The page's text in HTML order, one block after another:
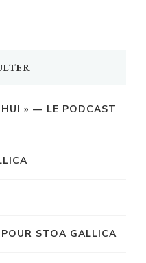
» — LE PODCAST
STOA GALLICA